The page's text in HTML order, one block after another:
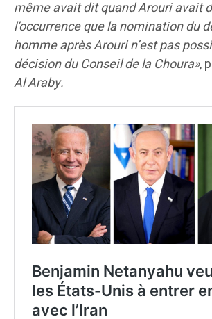
même avait dit quand Arouri avait
l’occurrence que la nomination du
homme après Arouri n’est pas
décision du Conseil de la Choura»,
Al Araby.